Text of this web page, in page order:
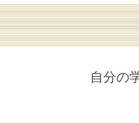
自分の